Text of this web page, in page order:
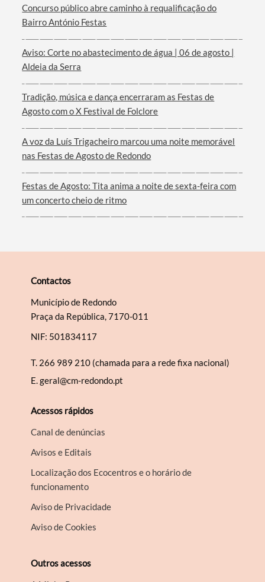
Concurso público abre caminho à requalificação do
Bairro António Festas
Aviso: Corte no abastecimento de água | 06 de agosto |
Aldeia da Serra
Tradição, música e dança encerraram as Festas de
Agosto com o X Festival de Folclore
A voz da Luís Trigacheiro marcou uma noite memorável
nas Festas de Agosto de Redondo
Festas de Agosto: Tita anima a noite de sexta-feira com
um concerto cheio de ritmo
Contactos
Município de Redondo
Praça da República, 7170-011
NIF: 501834117
T. 266 989 210 (chamada para a rede fixa nacional)
E.geral@cm-redondo.pt
Acessos rápidos
Canal de denúncias
Avisos e Editais
Localização dos Ecocentros e o horário de
funcionamento
Aviso de Privacidade
Aviso de Cookies
Outros acessos